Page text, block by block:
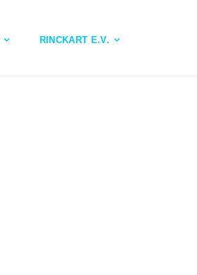
RINCKART E.V.